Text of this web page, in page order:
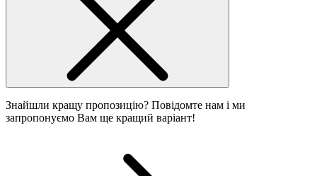
Знайшли кращу пропозицію? Повідомте нам і ми
запропонуємо Вам ще кращий варіант!